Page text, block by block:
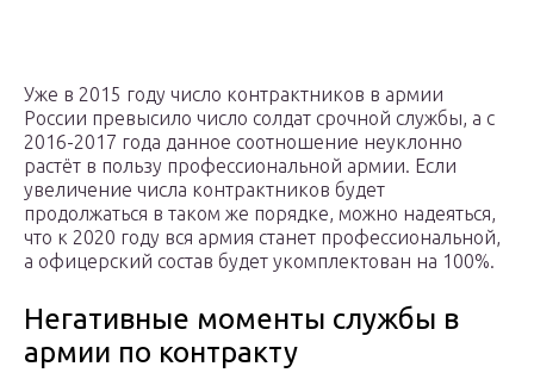
Уже в 2015 году число контрактников в армии
России превысило число солдат срочной службы, а с
2016-2017 года данное соотношение неуклонно
растёт в пользу профессиональной армии. Если
увеличение числа контрактников будет
продолжаться в таком же порядке, можно надеяться,
что к 2020 году вся армия станет профессиональной,
а офицерский состав будет укомплектован на 100%.
Негативные моменты службы в
армии по контракту